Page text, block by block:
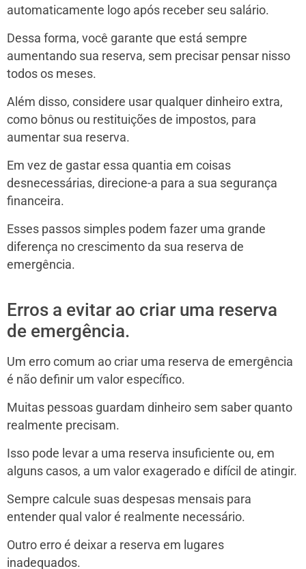
automaticamente logo após receber seu salário.
Dessa forma, você garante que está sempre
aumentando sua reserva, sem precisar pensar nisso
todos os meses.
Além disso, considere usar qualquer dinheiro extra,
como bônus ou restituições de impostos, para
aumentar sua reserva.
Em vez de gastar essa quantia em coisas
desnecessárias, direcione-a para a sua segurança
financeira.
Esses passos simples podem fazer uma grande
diferença no crescimento da sua reserva de
emergência.
Erros a evitar ao criar uma reserva
de emergência.
Um erro comum ao criar uma reserva de emergência
é não definir um valor específico.
Muitas pessoas guardam dinheiro sem saber quanto
realmente precisam.
Isso pode levar a uma reserva insuficiente ou, em
alguns casos, a um valor exagerado e difícil de atingir.
Sempre calcule suas despesas mensais para
entender qual valor é realmente necessário.
Outro erro é deixar a reserva em lugares
inadequados.